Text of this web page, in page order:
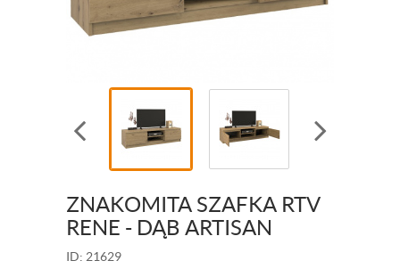
ZNAKOMITA SZAFKA RTV
RENE - DĄB ARTISAN
ID: 21629